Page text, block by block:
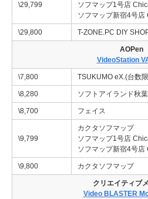
\29,799
ソフマップ1号店
ソフマップ新宿4号店
\29,800 T-ZONE.PC DIY
AOPen
VideoStation
\7,800 TSUKUMO eX.(台数
\8,280 ソフトアイランド秋
\8,700 フェイス
\9,799
カクタソフマップ
ソフマップ1号店
ソフマップ新宿4号店
\9,800 カクタソフマップ
クリエイティブ
Video BLASTER